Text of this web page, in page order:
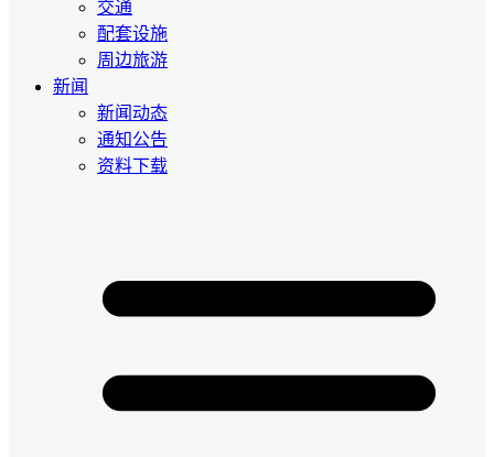
交通
配套设施
周边旅游
新闻
新闻动态
通知公告
资料下载